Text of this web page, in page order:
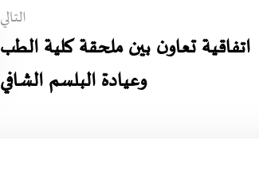
التالي
اتفاقية تعاون بين ملحقة كلية الطب
وعيادة البلسم الشافي